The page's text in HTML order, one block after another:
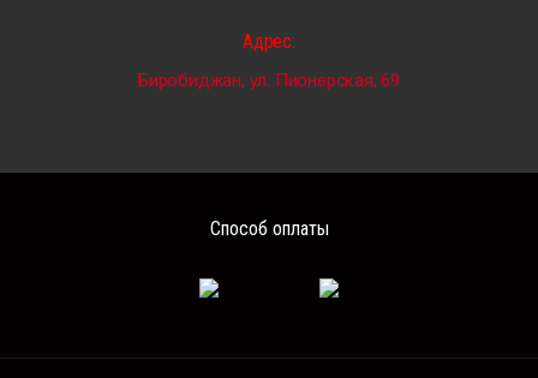
Адрес:
Биробиджан, ул. Пионерская, 69
Способ оплаты